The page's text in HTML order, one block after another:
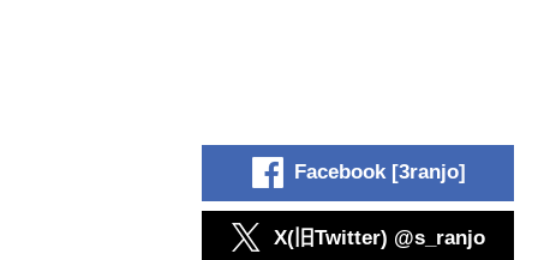
Facebook [3ranjo]
X(旧Twitter) @s_ranjo